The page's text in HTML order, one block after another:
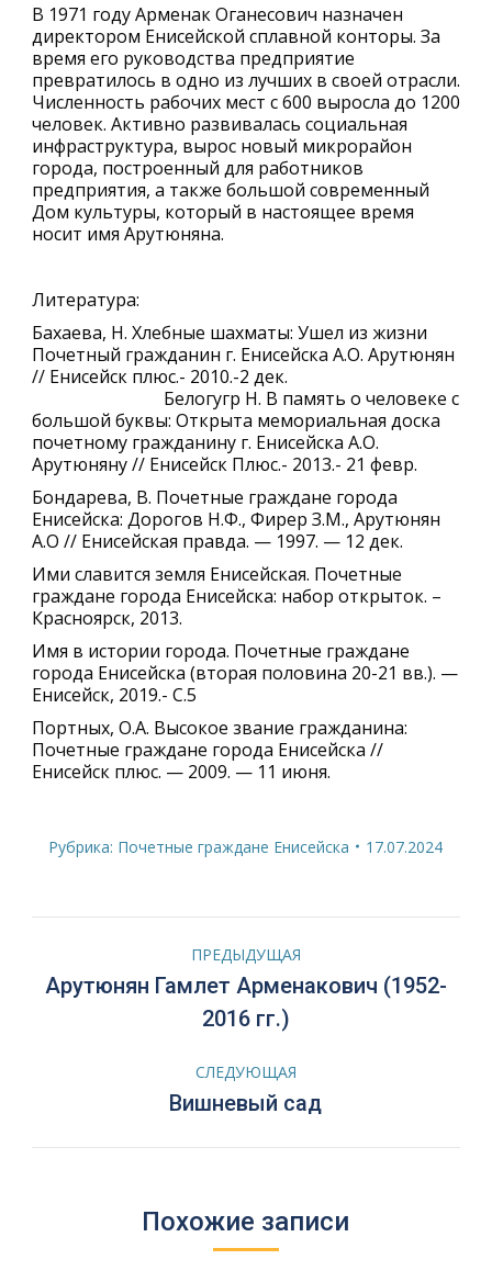
В 1971 году Арменак Оганесович назначен
директором Енисейской сплавной конторы. За
время его руководства предприятие
превратилось в одно из лучших в своей отрасли.
Численность рабочих мест с 600 выросла до 1200
человек. Активно развивалась социальная
инфраструктура, вырос новый микрорайон
города, построенный для работников
предприятия, а также большой современный
Дом культуры, который в настоящее время
носит имя Арутюняна.
Литература:
Бахаева, Н. Хлебные шахматы: Ушел из жизни
Почетный гражданин г. Енисейска А.О. Арутюнян
// Енисейск плюс.- 2010.-2 дек.
Белогугр Н. В память о человеке с
большой буквы: Открыта мемориальная доска
почетному гражданину г. Енисейска А.О.
Арутюняну // Енисейск Плюс.- 2013.- 21 февр.
Бондарева, В. Почетные граждане города
Енисейска: Дорогов Н.Ф., Фирер З.М., Арутюнян
А.О // Енисейская правда. — 1997. — 12 дек.
Ими славится земля Енисейская. Почетные
граждане города Енисейска: набор открыток. –
Красноярск, 2013.
Имя в истории города. Почетные граждане
города Енисейска (вторая половина 20-21 вв.). —
Енисейск, 2019.- С.5
Портных, О.А. Высокое звание гражданина:
Почетные граждане города Енисейска //
Енисейск плюс. — 2009. — 11 июня.
Рубрика: Почетные граждане Енисейска 17.07.2024
Навигация
по
ПРЕДЫДУЩАЯ
Предыдущая
запись:
Арутюнян Гамлет Арменакович (1952-
2016 гг.)
СЛЕДУЮЩАЯ
Следующая
Вишневый сад
Похожие записи